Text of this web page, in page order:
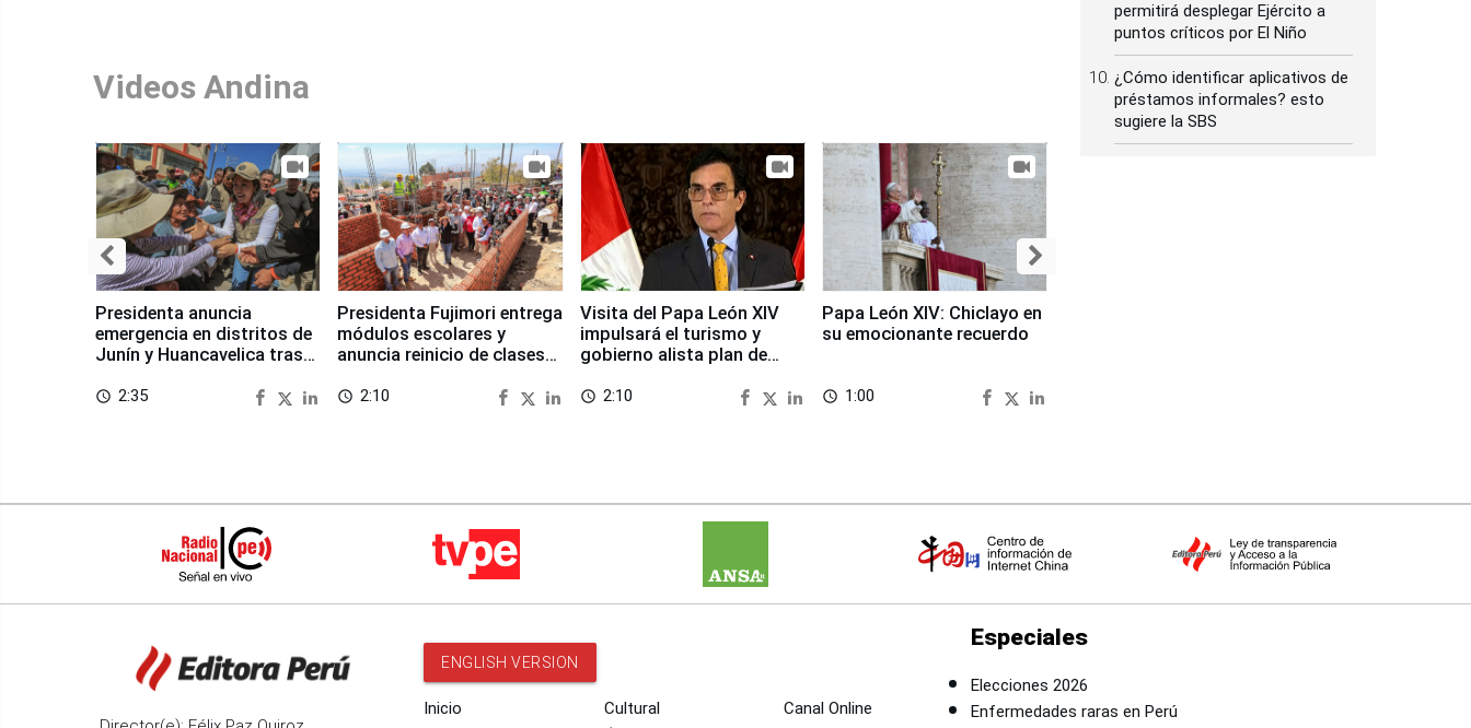
Videos Andina
Presidenta anuncia
emergencia en distritos de
Junín y Huancavelica tras
access_time 2:35
Presidenta Fujimori entrega
módulos escolares y
anuncia reinicio de clases
access_time 2:10
Visita del Papa León XIV
impulsará el turismo y
gobierno alista plan de
access_time 2:10
Papa León XIV: Chiclayo en
su emocionante recuerdo
access_time 1:00
permitirá desplegar Ejército a
puntos críticos por El Niño
¿Cómo identificar aplicativos de
préstamos informales? esto
sugiere la SBS
ENGLISH VERSION
Inicio
Cultural
Canal Online
Especiales
Elecciones 2026
Enfermedades raras en Perú